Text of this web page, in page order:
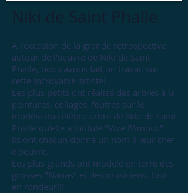
A l'occasion de la grande retrospective
autour de l'oeuvre de Niki de Saint
Phalle, nous avons fait un travail sur
cette incroyable artiste!
Les plus petits ont réalisé des arbres à la
peintures, collages, feutres sur le
modèle du célèbre arbre de Niki de Saint
Phalle qu'elle a intitulé "Vive l'Amour".
Ils ont chacun donné un nom à leur chef
d'oeuvre.
Les plus grands ont modelé en terre des
grosses "Nanas" et des musiciens, tout
en rondeur!!!